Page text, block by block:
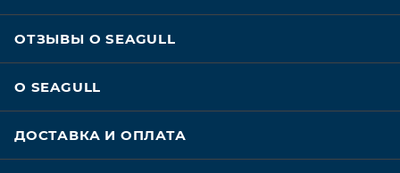
ОТЗЫВЫ О SEAGULL
О SEAGULL
ДОСТАВКА И ОПЛАТА